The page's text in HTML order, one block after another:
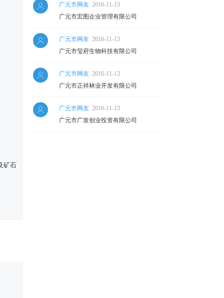
矿石
广元市网友 2016-11-13
广元市宏图企业管理有限公司
广元市网友 2016-11-13
广元市玺府生物科技有限公司
广元市网友 2016-11-13
广元市正祥林业开发有限公司
广元市网友 2016-11-13
广元市广发创业投资有限公司